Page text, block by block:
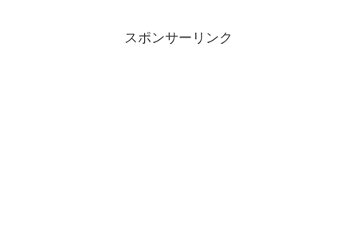
スポンサーリンク